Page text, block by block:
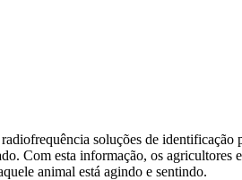
soluções de
Com esta informação, os agricultores
animal está agindo e sentindo.